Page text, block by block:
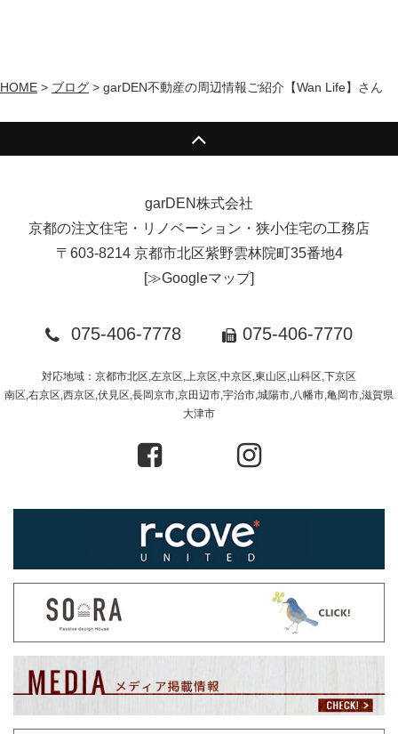
HOME > ブログ > garDEN不動産の周辺情報ご紹介【Wan Life】さん
garDEN株式会社
京都の注文住宅・リノベーション・狭小住宅の工務店
〒603-8214 京都市北区紫野雲林院町35番地4
[≫Googleマップ]
075-406-7778 075-406-7770
対応地域：京都市北区,左京区,上京区,中京区,東山区,山科区,下京区
南区,右京区,西京区,伏見区,長岡京市,京田辺市,宇治市,城陽市,八幡市,亀岡市,滋賀県
大津市